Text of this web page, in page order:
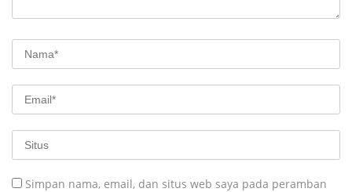
Simpan nama, email, dan situs web saya pada peramban